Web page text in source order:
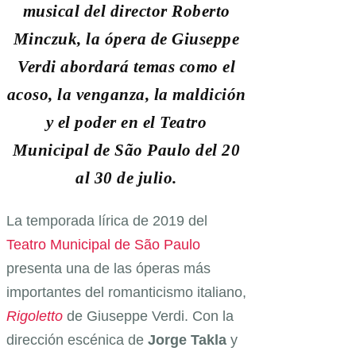
musical del director Roberto
Minczuk, la ópera de Giuseppe
Verdi abordará temas como el
acoso, la venganza, la maldición
y el poder en el Teatro
Municipal de São Paulo del 20
al 30 de julio.
La temporada lírica de 2019 del
Teatro Municipal de São Paulo
presenta una de las óperas más
importantes del romanticismo italiano,
Rigoletto de Giuseppe Verdi. Con la
dirección escénica de Jorge Takla y